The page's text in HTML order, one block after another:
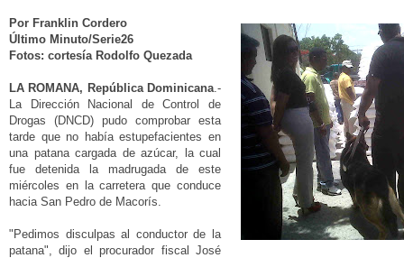
Por Franklin Cordero
Último Minuto/Serie26
Fotos: cortesía Rodolfo Quezada
LA ROMANA, República Dominicana .-
La Dirección Nacional de Control de
Drogas (DNCD) pudo comprobar esta
tarde que no había estupefacientes en
una patana cargada de azúcar, la cual
fue detenida la madrugada de este
miércoles en la carretera que conduce
hacia San Pedro de Macorís.
"Pedimos disculpas al conductor de la
patana", dijo el procurador fiscal José